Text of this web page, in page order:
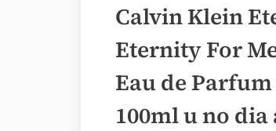
Calvin Klein
Eternity For
Eau de
100ml u no